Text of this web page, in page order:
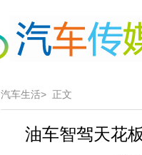
汽车生活> 正文
油车智驾天花